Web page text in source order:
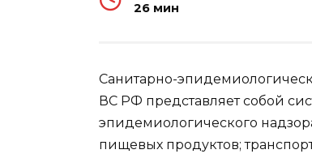
26 мин
Санитарно-
ВС РФ представляет собой
эпидемиологического
пищевых продуктов;